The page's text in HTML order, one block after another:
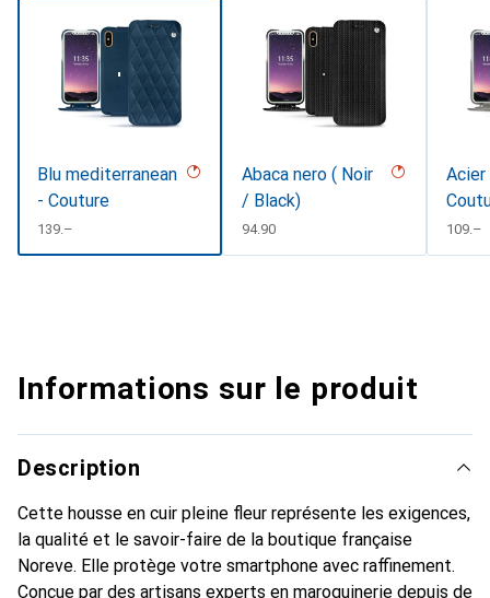
Blu mediterranean
- Couture
CHF
139.–
Abaca nero ( Noir
/ Black)
CHF
94.90 CHF
109.–
Informations sur le produit
Description
Cette housse en cuir pleine fleur représente les exigences,
la qualité et le savoir-faire de la boutique française
Noreve. Elle protège votre smartphone avec raffinement.
Conçue par des artisans experts en maroquinerie depuis de